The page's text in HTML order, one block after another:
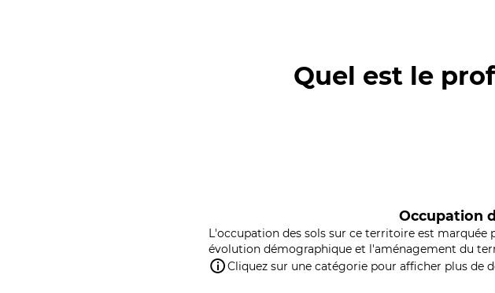
Quel est le
Occupation
L'occupation des sols sur ce territoire est marquée
évolution démographique et l'aménagement du
Cliquez sur une catégorie pour afficher plus de